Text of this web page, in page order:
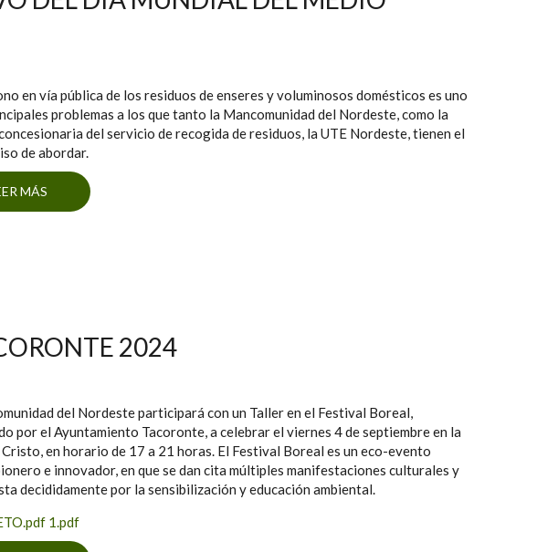
en vía pública de los residuos de enseres y voluminosos domésticos es uno
problemas a los que tanto la Mancomunidad del Nordeste, como la
del servicio de recogida de residuos, la UTE Nordeste, tienen el
de abordar.
MÁS
SOBRE UN GESTO CON MOTIVO DEL DÍA MUNDIAL DEL MEDIO
2024
del Nordeste participará con un Taller en el Festival Boreal,
por el Ayuntamiento Tacoronte, a celebrar el viernes 4 de septiembre en la
Cristo, en horario de 17 a 21 horas. El Festival Boreal es un eco-evento
e innovador, en que se dan cita múltiples manifestaciones culturales y
decididamente por la sensibilización y educación ambiental.
1.pdf